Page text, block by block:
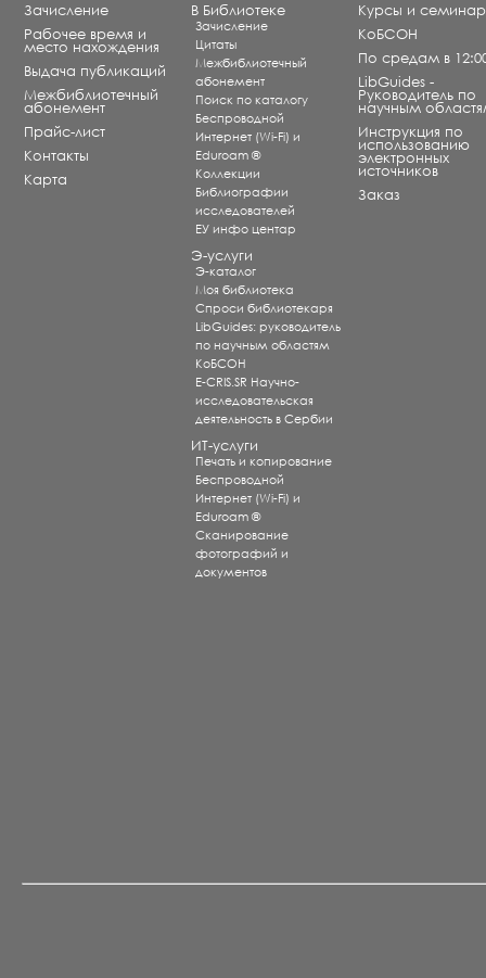
Зачисление
Рабочее время и
место нахождения
Выдача публикаций
Межбиблиотечный
абонемент
Прайс-лист
Контакты
Карта
В Библиотеке
Зачисление
Цитаты
Межбиблиотечный
абонемент
Поиск по каталогу
Беспроводной
Интернет (Wi-Fi) и
Eduroam ®
Коллекции
Библиографии
исследователей
ЕУ инфо центар
Э-услуги
Э-каталог
Моя библиотека
Спроси библиотекаря
LibGuides: руководитель
по научным областям
КоБСОН
E-CRIS.SR Научно-
исследовательская
деятельность в Сербии
ИТ-услуги
Печать и копирование
Беспроводной
Интернет (Wi-Fi) и
Eduroam ®
Сканирование
фотографий и
документов
Курсы и
КоБСОН
По средам в
LibGuides -
Руководитель по
научным
Инструкция по
использованию
электронных
источников
Заказ